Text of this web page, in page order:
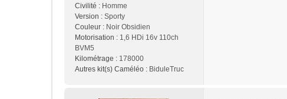
Civilité : Homme
Version : Sporty
Couleur : Noir Obsidien
Motorisation : 1,6 HDi 16v 110ch
BVM5
Kilométrage : 178000
Autres kit(s) Caméléo : BiduleTruc